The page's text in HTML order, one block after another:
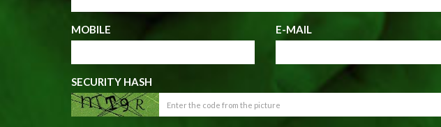
MOBILE E-MAIL
SECURITY HASH